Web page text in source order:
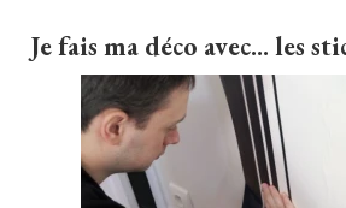
problèmes de monopole. Le
Je fais ma déco avec... les